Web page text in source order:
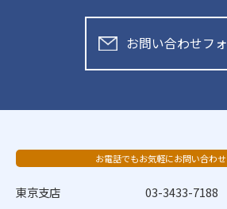
お問い合わせフ
お電話でもお気軽にお問い合わ
東京支店
03-3433-7188